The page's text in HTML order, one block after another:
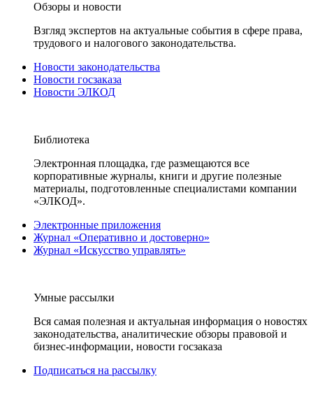
Обзоры и новости
Взгляд экспертов на актуальные события в сфере права,
трудового и налогового законодательства.
Новости законодательства
Новости госзаказа
Новости ЭЛКОД
Библиотека
Электронная площадка, где размещаются все
корпоративные журналы, книги и другие полезные
материалы, подготовленные специалистами компании
«ЭЛКОД».
Электронные приложения
Журнал «Оперативно и достоверно»
Журнал «Искусство управлять»
Умные рассылки
Вся самая полезная и актуальная информация о новостях
законодательства, аналитические обзоры правовой и
бизнес-информации, новости госзаказа
Подписаться на рассылку